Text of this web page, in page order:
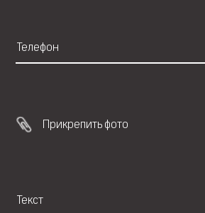
Прикрепить фото